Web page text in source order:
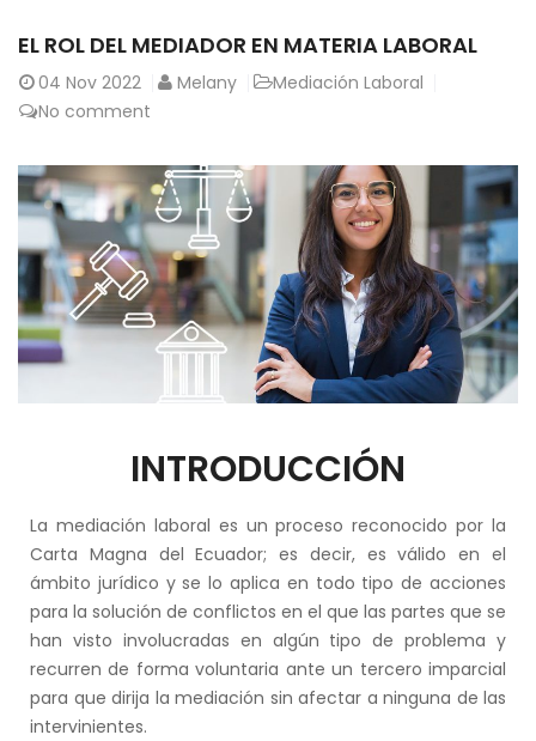
EL ROL DEL MEDIADOR EN MATERIA LABORAL
04 Nov 2022 Melany
Mediación Laboral
No comment
INTRODUCCIÓN
La mediación laboral es un proceso reconocido por la
Carta Magna del Ecuador; es decir, es válido en el
ámbito jurídico y se lo aplica en todo tipo de acciones
para la solución de conflictos en el que las partes que se
han visto involucradas en algún tipo de problema y
recurren de forma voluntaria ante un tercero imparcial
para que dirija la mediación sin afectar a ninguna de las
intervinientes.